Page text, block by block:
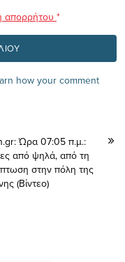
απορρήτου *
how your comment
Ώρα 07:05 π.μ.:
από ψηλά, από τη
στην πόλη της
(Bίντεο)